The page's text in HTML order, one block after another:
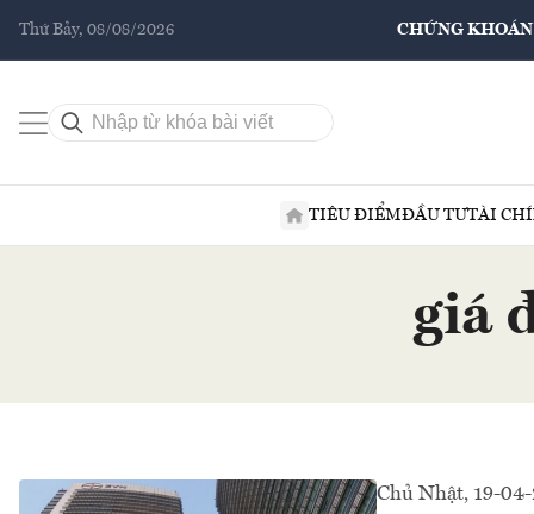
Thứ Bảy, 08/08/2026 CHỨNG KHOÁN
TIÊU ĐIỂMĐẦU TƯTÀI
giá
Chủ Nhật, 19-